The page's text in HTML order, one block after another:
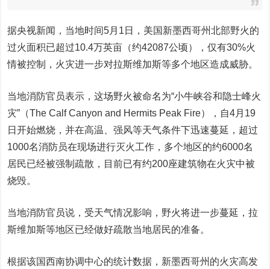
据央视新闻，当地时间5月1日，美国新墨西哥州北部野火的
过火面积已超过10.4万英亩（约42087公顷），仅有30%火
情被控制，火灾进一步对拉斯维加斯等多个地区造成威胁。
当地消防官员表示，这场野火被命名为“小牛峡谷和隐士峰火
灾”（The Calf Canyon and Hermits Peak Fire），自4月19
日开始燃烧，并在高温、强风等天气条件下迅速蔓延，超过
1000名消防员在现场进行灭火工作，多个地区的约6000名
居民已经被强制疏散，目前已有约200座建筑物在火灾中被
烧毁。
当地消防官员说，受天气情况影响，野火将进一步蔓延，拉
斯维加斯等地区已经做好疏散当地居民的准备。
根据该国西南协调中心的统计数据，新墨西哥州的火灾高发